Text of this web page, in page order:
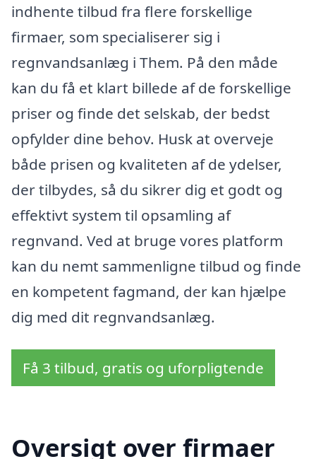
indhente tilbud fra flere forskellige
firmaer, som specialiserer sig i
regnvandsanlæg i Them. På den måde
kan du få et klart billede af de forskellige
priser og finde det selskab, der bedst
opfylder dine behov. Husk at overveje
både prisen og kvaliteten af de ydelser,
der tilbydes, så du sikrer dig et godt og
effektivt system til opsamling af
regnvand. Ved at bruge vores platform
kan du nemt sammenligne tilbud og finde
en kompetent fagmand, der kan hjælpe
dig med dit regnvandsanlæg.
Få 3 tilbud, gratis og uforpligtende
Oversigt over firmaer